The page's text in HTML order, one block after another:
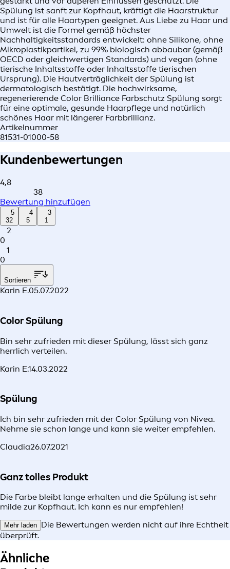
Spülung ist sanft zur Kopfhaut, kräftigt die Haarstruktur
und ist für alle Haartypen geeignet. Aus Liebe zu Haar und
Umwelt ist die Formel gemäß höchster
Nachhaltigkeitsstandards entwickelt: ohne Silikone, ohne
Mikroplastikpartikel, zu 99% biologisch abbaubar (gemäß
OECD oder gleichwertigen Standards) und vegan (ohne
tierische Inhaltsstoffe oder Inhaltsstoffe tierischen
Ursprung). Die Hautverträglichkeit der Spülung ist
dermatologisch bestätigt. Die hochwirksame,
regenerierende Color Brilliance Farbschutz Spülung sorgt
für eine optimale, gesunde Haarpflege und natürlich
schönes Haar mit längerer Farbbrillianz.
Artikelnummer
81531-01000-58
Kundenbewertungen
4,8
38
Bewertung hinzufügen
5
32
4
5
3
1
2
0
1
0
Sortieren
Karin E.05.07.2022
Color Spülung
Bin sehr zufrieden mit dieser Spülung, lässt sich ganz
herrlich verteilen.
Karin E.14.03.2022
Spülung
Ich bin sehr zufrieden mit der Color Spülung von Nivea.
Nehme sie schon lange und kann sie weiter empfehlen.
Claudia26.07.2021
Ganz tolles Produkt
Die Farbe bleibt lange erhalten und die Spülung ist sehr
milde zur Kopfhaut. Ich kann es nur empfehlen!
Mehr laden Die Bewertungen werden nicht auf ihre Echtheit
überprüft.
Ähnliche